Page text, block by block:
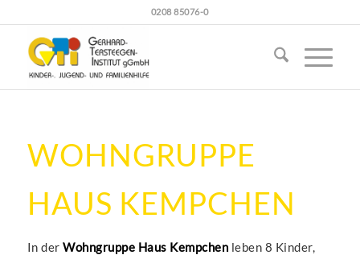
0208 85076-0
WOHNGRUPPE
HAUS KEMPCHEN
In derWohngruppe Haus Kempchen leben 8 Kinder,